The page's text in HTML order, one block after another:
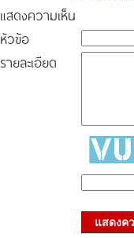
แสดงความเห็น
หัวข้อ
รายละเอียด
แสดงค